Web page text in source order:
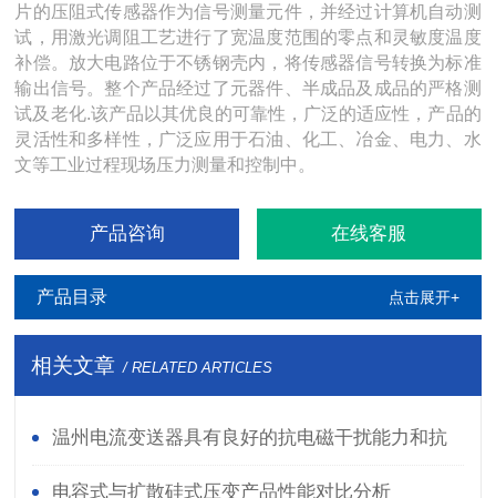
片的压阻式传感器作为信号测量元件，并经过计算机自动测
试，用激光调阻工艺进行了宽温度范围的零点和灵敏度温度
补偿。放大电路位于不锈钢壳内，将传感器信号转换为标准
输出信号。整个产品经过了元器件、半成品及成品的严格测
试及老化.该产品以其优良的可靠性，广泛的适应性，产品的
灵活性和多样性，广泛应用于石油、化工、冶金、电力、水
文等工业过程现场压力测量和控制中。
产品咨询 在线客服
产品目录 点击展开+
相关文章 / RELATED ARTICLES
温州电流变送器具有良好的抗电磁干扰能力和抗
静电能力
电容式与扩散硅式压变产品性能对比分析